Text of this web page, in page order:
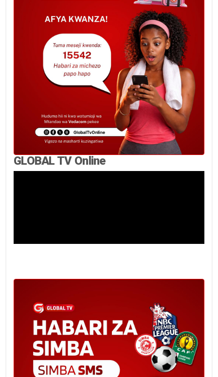
GLOBAL TV Online